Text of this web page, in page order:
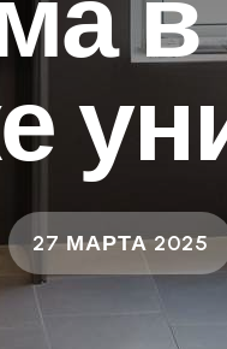
27 МАРТА 2025